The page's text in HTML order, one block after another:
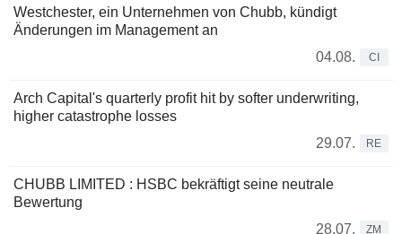
Westchester, ein Unternehmen von Chubb, kündigt
Änderungen im Management an
04.08.
CI
Arch Capital's quarterly profit hit by softer underwriting,
higher catastrophe losses
29.07.
RE
CHUBB LIMITED : HSBC bekräftigt seine neutrale
Bewertung
28.07.
ZM